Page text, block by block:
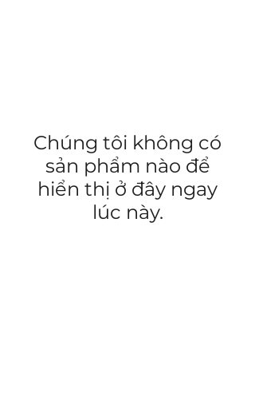
Chúng tôi không có
sản phẩm nào để
hiển thị ở đây ngay
lúc này.